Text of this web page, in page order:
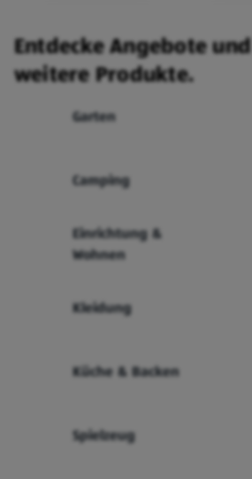
Entdecke Angebote und
weitere Produkte.
Garten
Camping
Einrichtung &
Wohnen
Kleidung
Küche & Backen
Spielzeug